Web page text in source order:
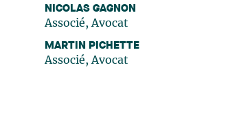
NICOLAS GAGNON
Associé, Avocat
MARTIN PICHETTE
Associé, Avocat